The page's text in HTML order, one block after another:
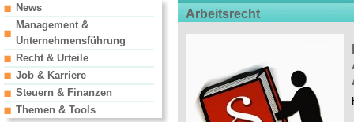
Arbeitsrecht
News
Management &
Unternehmensführung
Recht & Urteile
Job & Karriere
Steuern & Finanzen
Themen & Tools